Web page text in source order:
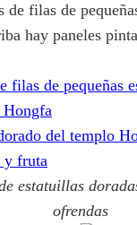
de filas de
hay paneles
estatuillas
ofrendas